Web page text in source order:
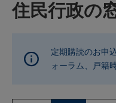
住民行政の
定期購読のお申
ォーラム、戸籍